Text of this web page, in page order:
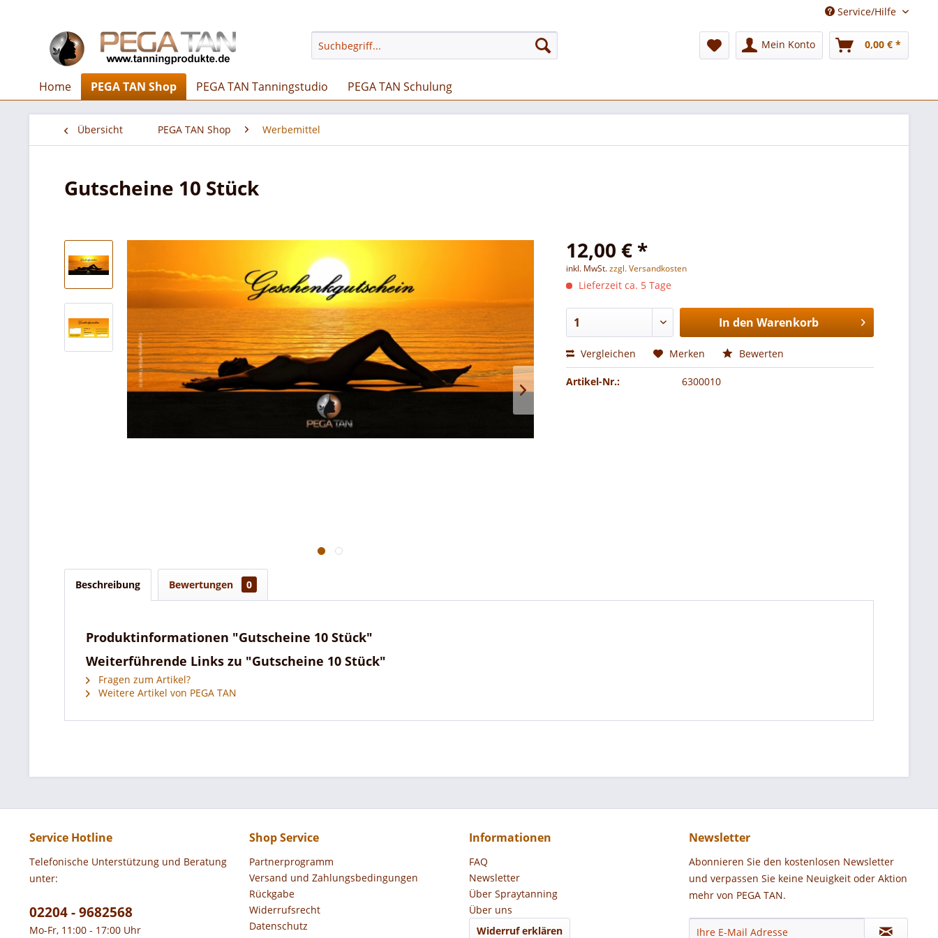
Service/Hilfe
Mein Konto 0,00 € *
Home PEGA TAN Shop PEGA TAN Tanningstudio PEGA TAN Schulung
Übersicht PEGA TAN Shop Werbemittel
Gutscheine 10 Stück
12,00 € *
inkl. MwSt.zzgl. Versandkosten
Lieferzeit ca. 5 Tage
In den Warenkorb
Vergleichen Merken Bewerten
Artikel-Nr.: 6300010
Beschreibung Bewertungen 0
Produktinformationen "Gutscheine 10 Stück"
Weiterführende Links zu "Gutscheine 10 Stück"
Fragen zum Artikel?
Weitere Artikel von PEGA TAN
Service Hotline
Telefonische Unterstützung und Beratung
unter:
02204 - 9682568
Mo-Fr, 11:00 - 17:00 Uhr
Shop Service
Partnerprogramm
Versand und Zahlungsbedingungen
Rückgabe
Widerrufsrecht
Datenschutz
Informationen
FAQ
Newsletter
Über Spraytanning
Über uns
Widerruf erklären
Newsletter
Abonnieren Sie den kostenlosen Newsletter
und verpassen Sie keine Neuigkeit oder Aktion
mehr von PEGA TAN.